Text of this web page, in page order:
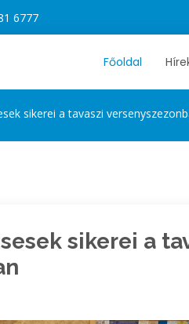
6777
Főoldal
sikerei a tavaszi
sikerei a